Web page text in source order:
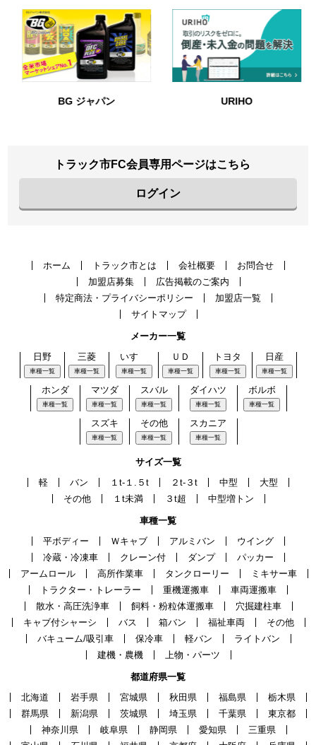
BG ジャパン URIHO
トラック市FC会員専用ページはこちら
ログイン
ホーム トラック市とは 会社概要
お問合せ
加盟店募集
広告掲載のご案内
特定商法・プライバシーポリシー
加盟店一覧
サイトマップ
メーカー一覧
日野
車種一覧
三菱
車種一覧
いすゞ
車種一覧
ＵＤ
車種一覧
トヨタ
車種一覧
日産
車種一覧
ホンダ
車種一覧
マツダ
車種一覧
スバル
車種一覧
ダイハツ
車種一覧
ボルボ
車種一覧
スズキ
車種一覧
その他
車種一覧
スカニア
車種一覧
サイズ一覧
軽
バン １t-１.５t ２t-３t 中型
大型
その他
１t未満 ３t超 中型増トン
車種一覧
平ボディー
Ｗキャブ アルミバン
ウイング
冷蔵・冷凍車
クレーン付 ダンプ
パッカー
アームロール
高所作業車 タンクローリー
ミキサー車
トラクター・トレーラー
重機運搬車
車両運搬車
散水・高圧洗浄車
飼料・粉粒体運搬車
穴掘建柱車
キャブ付シャーシ
バス 箱バン 福祉車両
その他
バキューム/吸引車
保冷車 軽バン
ライトバン
建機・農機
上物・パーツ
都道府県一覧
北海道
岩手県 宮城県 秋田県 福島県
栃木県
群馬県
新潟県 茨城県 埼玉県 千葉県
東京都
神奈川県
岐阜県 静岡県 愛知県
三重県